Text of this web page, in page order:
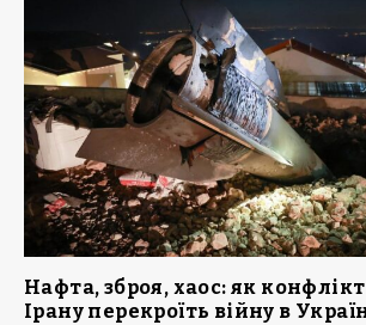
Нафта, зброя, хаос: як конфлікт
Ірану перекроїть війну в